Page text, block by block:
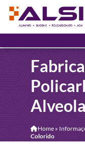
Home»
Colorido